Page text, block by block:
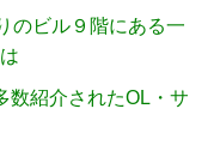
のビル９階にある一
数紹介されたOL・サ